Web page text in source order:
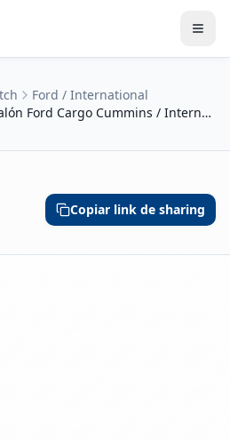
Ford / International
Kit de Embrague Tipo Jalón Ford Cargo Cummins / International Darastar 6x4 con Collarín Integrado
Copiar link de sharing